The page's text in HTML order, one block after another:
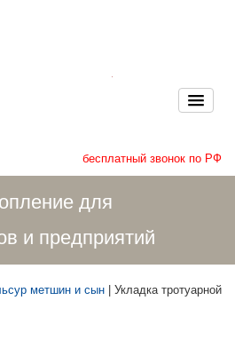
бесплатный звонок по РФ
для
и предприятий
метшин и сын | Укладка тротуарной